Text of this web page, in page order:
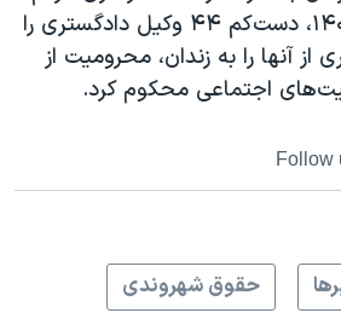
ایران در ۲۶ شهریور ۱۴۰۱، دست‌کم ۴۴ وکیل دادگستری را
از آنها را به زندان، محرومیت از
اجتماعی محکوم کرد.
Follow
حقوق شهروندی